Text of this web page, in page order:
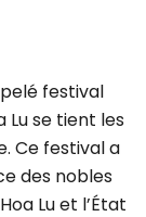
festival
Lu se tient les
Ce festival a
des nobles
Lu et l’État